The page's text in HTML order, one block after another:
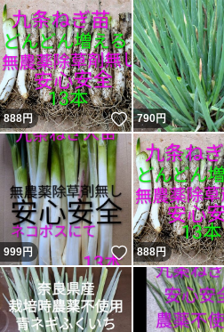
888円 いいね！
790円
999円 いいね！
888円